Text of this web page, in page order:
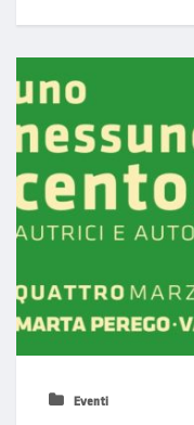
Eventi